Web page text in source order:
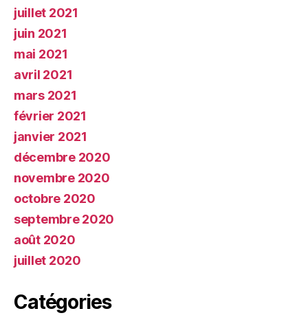
juillet 2021
juin 2021
mai 2021
avril 2021
mars 2021
février 2021
janvier 2021
décembre 2020
novembre 2020
octobre 2020
septembre 2020
août 2020
juillet 2020
Catégories